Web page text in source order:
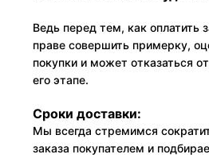
Ведь перед тем, как оплатить
праве совершить примерку,
покупки и может отказаться
его этапе.
Сроки доставки:
Мы всегда стремимся
заказа покупателем и